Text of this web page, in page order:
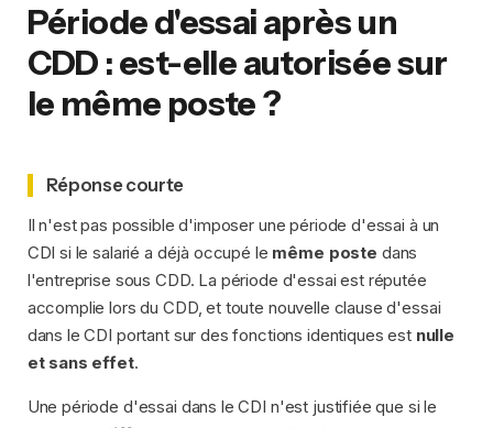
Période d'essai après un
CDD : est-elle autorisée sur
le même poste ?
Réponse courte
Il n'est pas possible d'imposer une période d'essai à un
CDI si le salarié a déjà occupé le même poste dans
l'entreprise sous CDD. La période d'essai est réputée
accomplie lors du CDD, et toute nouvelle clause d'essai
dans le CDI portant sur des fonctions identiques est nulle
et sans effet.
Une période d'essai dans le CDI n'est justifiée que si le